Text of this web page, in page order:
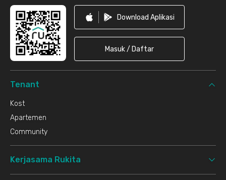
Download Aplikasi
Masuk / Daftar
Tenant
Kost
Apartemen
Community
Kerjasama Rukita